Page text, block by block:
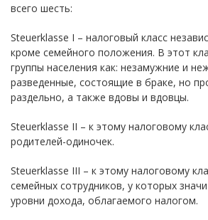
всего шесть:
Steuerklasse I – налоговый класс
кроме семейного положения. В этот
группы населения как: незамужние и
разведенные, состоящие в браке, но
раздельно, а также вдовы и вдовцы.
Steuerklasse II – к этому налоговому
родителей-одиночек.
Steuerklasse III – к этому налоговому
семейных сотрудников, у которых
уровни дохода, облагаемого налогом.